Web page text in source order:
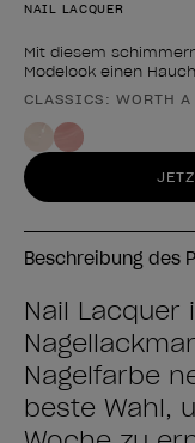
NAIL LACQUER
Mit diesem
Modelook einen
Form des
CLASSICS: WORTH A
Beschreibung des
Nail Lacquer
Nagelfarbe
beste Wahl,